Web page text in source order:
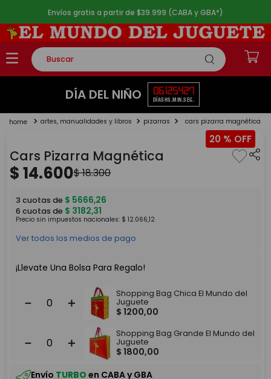
Envíos gratis a partir de $39.999 (CABA y GBA*)
Buscar
TÉRMINOS MÁS BUSCADOS
2.
lego
4.
monopatin
DÍA DEL NIÑO 06
DÍAS
12
HS.
54
MIN.
27
SEG.
artes, manualidades y libros pizarras cars pizarra magnética
20 %
Cars Pizarra Magnética
$14.600$18.300
3 cuotas de $ 5666,26
6 cuotas de $ 3182,31
Precio sin impuestos nacionales: $ 12.066,12
Ver todos los medios de pago
¡Llevate Una Bolsa Para Regalo!
＋
－
Shopping Bag Chica El Mundo del
Juguete
$ 1200,00
＋
－
Shopping Bag Grande El Mundo del
Juguete
$ 1800,00
Envío TURBO en CABA y GBA